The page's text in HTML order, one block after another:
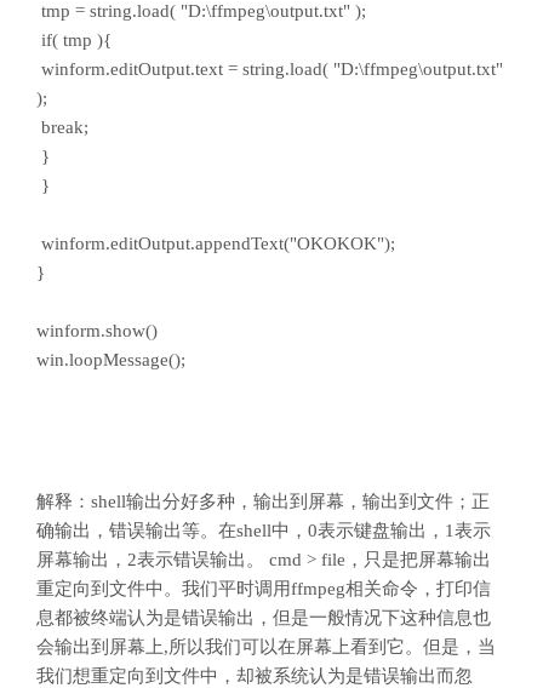
tmp = string.load( "D:\ffmpeg\output.txt" );
if( tmp ){
winform.editOutput.text = string.load( "D:\ffmpeg\output.txt"
);
break;
}
}
winform.editOutput.appendText("OKOKOK");
}
winform.show()
win.loopMessage();
解释：shell输出分好多种，输出到屏幕，输出到文件；正
确输出，错误输出等。在shell中，0表示键盘输出，1表示
屏幕输出，2表示错误输出。 cmd > file，只是把屏幕输出
重定向到文件中。我们平时调用ffmpeg相关命令，打印信
息都被终端认为是错误输出，但是一般情况下这种信息也
会输出到屏幕上,所以我们可以在屏幕上看到它。但是，当
我们想重定向到文件中，却被系统认为是错误输出而忽